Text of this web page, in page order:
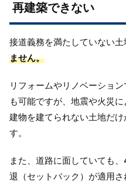
再建築できない
接道義務を満たしていない土
ません。
リフォームやリノベーショ
も可能ですが、地震や火災に
建物を建てられない土地だ
す。
また、道路に面していても
退（セットバック）が適用